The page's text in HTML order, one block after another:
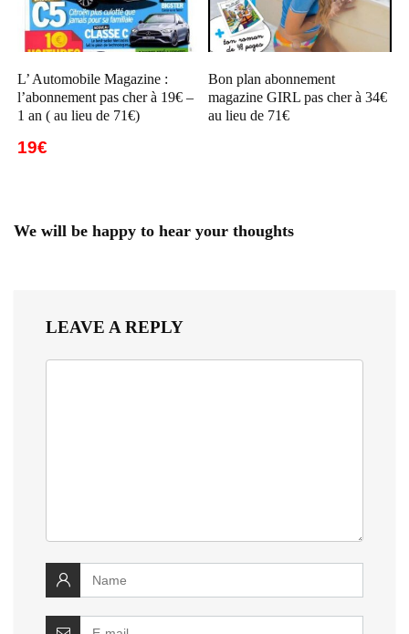
L’ Automobile Magazine :
l’abonnement pas cher à 19€ –
1 an ( au lieu de 71€)
19€
Bon plan abonnement
magazine GIRL pas cher à 34€
au lieu de 71€
We will be happy to hear your thoughts
LEAVE A REPLY